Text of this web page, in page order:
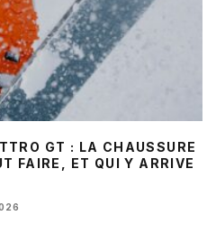
GT : LA CHAUSSURE
FAIRE, ET QUI Y ARRIVE